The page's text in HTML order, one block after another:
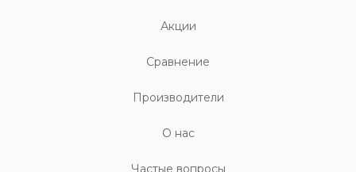
Акции
Cравнение
Производители
О нас
Частые вопросы